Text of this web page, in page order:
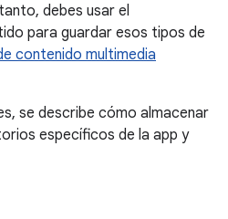
debes usar el
para guardar esos tipos de
contenido multimedia
se describe cómo almacenar
específicos de la app y